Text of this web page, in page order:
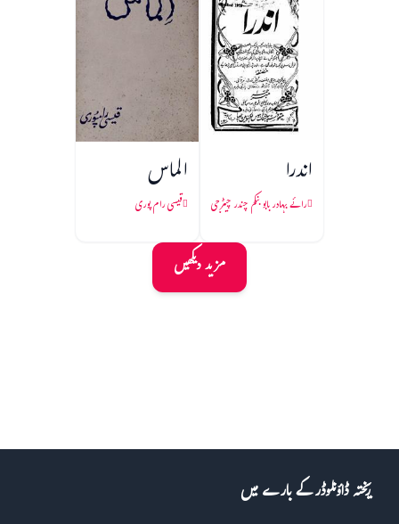
اندرا
رائے بہادر بابو بنکم چندر چیٹرجی
الماس
قیسی رام پوری
مزید دیکھیں
ریختہ ڈاؤنلوڈر کے بارے میں